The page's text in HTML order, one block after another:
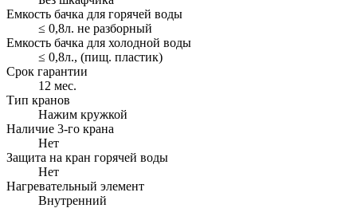
Емкость бачка для горячей воды
≤ 0,8л. не разборный
Емкость бачка для холодной воды
≤ 0,8л., (пищ. пластик)
Срок гарантии
12 мес.
Тип кранов
Нажим кружкой
Наличие 3-го крана
Нет
Защита на кран горячей воды
Нет
Нагревательный элемент
Внутренний